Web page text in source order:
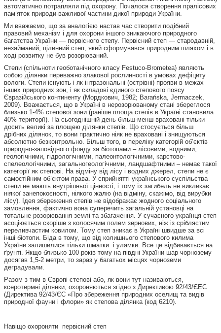
автоматично потрапляли під охорону. Почалося створення пралісових
пам’яток природи-важливої частини дикої природи України.
Ми вважаємо, що за аналогією настав час створити подібний
правовий механізм і для охорони іншого зникаючого природного
багатства України — первісного степу. Первісний степ — стародавній,
незайманий, цілинний степ, який сформувався природним шляхом і в
ході розвитку не був розорюваний.
Степи (спільноти геоботанічного класу Festuco-Brometea) являють
собою ділянки переважно злакової рослинності в умовах дефіциту
вологи. Степи існують і як інтразональні (острівні) прояви в межах
інших природних зон, і як складові єдиного степового поясу
Євразійського континенту (Мордкович, 1982; Barańska, Jermaczek,
2009). Вважається, що в Україні в нерозорюваному стані збереглося
близько 1-4% степової зони (раніше площа степів в Україні становила
40% території). На сьогоднішній день більш-менш враховані тільки
досить великі за площею ділянки степів. Що стосується більш
дрібних ділянок, то вони практично ніяк не враховані і знищуються
абсолютно безконтрольно. Більш того, в переліку категорій об’єктів
природно-заповідного фонду за біотопами – лісовими, водними,
геологічними, гідрологічними, палеонтологічними, карстово-
спелеологічними, загальногеологічними, ландшафтними – немає такої
категорії як степові. На відміну від лісу і водних джерел, степи не є
самостійним об’єктом права. У сприйнятті українського суспільства
степи не мають внутрішньої цінності, і тому їх загибель не викликає
ніякої занепокоєності, ніякого жалю (на відміну, скажімо, від вирубки
лісу). Ідея збереження степів не відображає жодного соціального
замовлення, фактично вона суперечить загальній установці на
тотальне розорювання землі та збагачення. У сучасного українця степ
асоціюється скоріше з колосячим полем зернових, ніж із сріблястим
переливчастим ковилом. Тому степ зникає в Україні швидше за всі
інші біотопи. Біда в тому, що від колишнього степового килима
України залишилися тільки шматки і уламки. Все це відбивається на
ґрунті. Якщо близько 100 років тому на півдні України шар чорнозему
досягав 1,5-2 метри, то зараз у багатьох місцях чорноземи
деградували.
Разом з тим в Європі степові або, як вони тут називаються,
ксеротермні ділянки, охороняються згідно з Директивою 92/43/ЄЕС
(Директива 92/43/ЄС «Про збереження природних оселищ та видів
природної фауни і флори» як степова ділянка (код 6210).
Навіщо охороняти первісний степ